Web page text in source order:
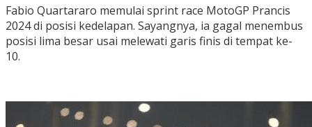
Fabio Quartararo memulai sprint race MotoGP Prancis
2024 di posisi kedelapan. Sayangnya, ia gagal menembus
posisi lima besar usai melewati garis finis di tempat ke-
10.